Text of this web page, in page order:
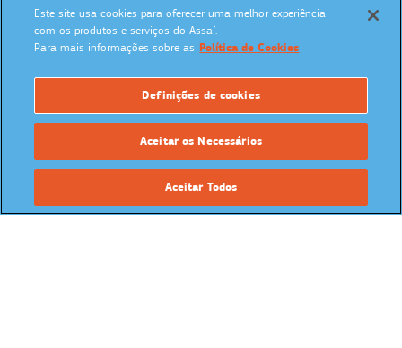
VIRADA SUSTENTÁVEL EM MANAUS –
O PROJETO
Ganhadores do Prêmio Academia
Assaí | Assaí Atacadista
gratuitas para pizzaiolos
Este site usa cookies para oferecer uma melhor experiência
com os produtos e serviços do Assaí.
Para mais informações sobre as Política de Cookies
Definições de cookies
Aceitar os Necessários
Aceitar Todos